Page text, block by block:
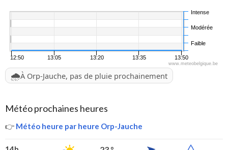
12:50 13:05 13:20 13:35 13:50
Faible
Modérée
Intense
www.meteobelgique.be
🌧️À Orp-Jauche, pas de pluie prochainement
Météo prochaines heures
👉 Météo heure par heure Orp-Jauche